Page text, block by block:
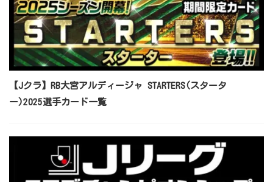
【Jクラ】RB大宮アルディージャ STARTERS(スタータ
ー)2025選手カード一覧